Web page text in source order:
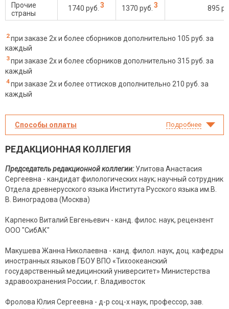
Прочие
страны
1740 руб. 3 1370 руб. 3 895
2при заказе 2х и более сборников дополнительно 105 руб. за
каждый
3при заказе 2х и более сборников дополнительно 315 руб. за
каждый
4при заказе 2х и более оттисков дополнительно 210 руб. за
каждый
Способы оплаты Подробнее
РЕДАКЦИОННАЯ КОЛЛЕГИЯ
Председатель редакционной коллегии:Улитова Анастасия
Сергеевна - кандидат филологических наук; научный сотрудник
Отдела древнерусского языка Института Русского языка им.В.
В. Виноградова (Москва)
Карпенко Виталий Евгеньевич - канд. филос. наук, рецензент
ООО "СибАК"
Макушева Жанна Николаевна - канд. филол. наук, доц. кафедры
иностранных языков ГБОУ ВПО «Тихоокеанский
государственный медицинский университет» Министерства
здравоохранения России, г. Владивосток
Фролова Юлия Сергеевна - д-р соц-х наук, профессор, зав.